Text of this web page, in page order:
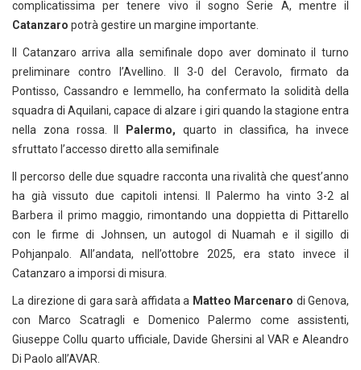
complicatissima per tenere vivo il sogno Serie A, mentre il
Catanzaro potrà gestire un margine importante.
Il Catanzaro arriva alla semifinale dopo aver dominato il turno
preliminare contro l’Avellino. Il 3-0 del Ceravolo, firmato da
Pontisso, Cassandro e Iemmello, ha confermato la solidità della
squadra di Aquilani, capace di alzare i giri quando la stagione entra
nella zona rossa. Il
Palermo, quarto in classifica, ha invece
sfruttato l’accesso diretto alla semifinale
Il percorso delle due squadre racconta una rivalità che quest’anno
ha già vissuto due capitoli intensi. Il Palermo ha vinto 3-2 al
Barbera il primo maggio, rimontando una doppietta di Pittarello
con le firme di Johnsen, un autogol di Nuamah e il sigillo di
Pohjanpalo. All’andata, nell’ottobre 2025, era stato invece il
Catanzaro a imporsi di misura.
La direzione di gara sarà affidata a Matteo Marcenaro di Genova,
con Marco Scatragli e Domenico Palermo come assistenti,
Giuseppe Collu quarto ufficiale, Davide Ghersini al VAR e Aleandro
Di Paolo all’AVAR.